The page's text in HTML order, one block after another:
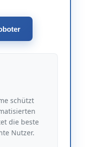
schützt
die beste
Nutzer.